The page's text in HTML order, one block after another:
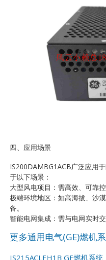
四、应用场景
IS200DAMBG1ACB广泛应用
于以下场景：
大型风电项目：需高效、可靠
极端环境地区：如高海拔、沙
备。
智能电网集成：需与电网实时
更多通用电气(GE)燃机
IS215ACLEH1B GE燃机系统